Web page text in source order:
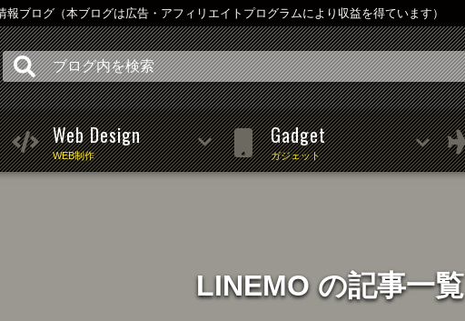
ブログ（本ブログは広告・アフィリエイトプログラムにより収益を得ています）
Web Design
WEB制作
Gadget
ガジェット
LINEMO の記事一覧